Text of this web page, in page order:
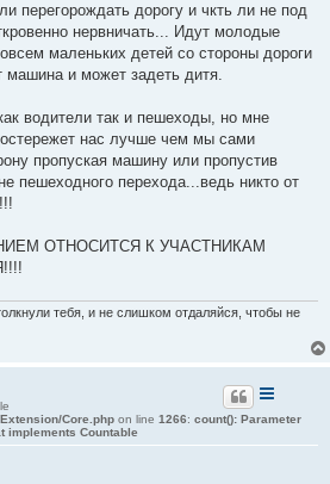
перегорождать дорогу и чкть ли не под
нервничать... Идут молодые
маленьких детей со стороны дороги
машина и может задеть дитя.
водители так и пешеходы, но мне
нас лучше чем мы сами
пропуская машину или пропустив
пешеходного перехода...ведь никто от
ОТНОСИТСЯ К УЧАСТНИКАМ
тебя, и не слишком отдаляйся, чтобы не
Core.php on line 1266: count(): Parameter
implements Countable